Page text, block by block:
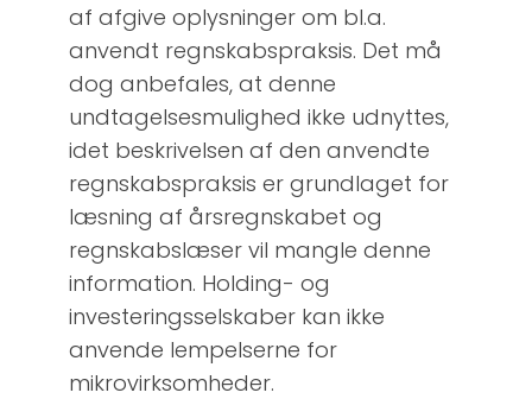
af afgive oplysninger om bl.a.
anvendt regnskabspraksis. Det må
dog anbefales, at denne
undtagelsesmulighed ikke udnyttes,
idet beskrivelsen af den anvendte
regnskabspraksis er grundlaget for
læsning af årsregnskabet og
regnskabslæser vil mangle denne
information. Holding- og
investeringsselskaber kan ikke
anvende lempelserne for
mikrovirksomheder.